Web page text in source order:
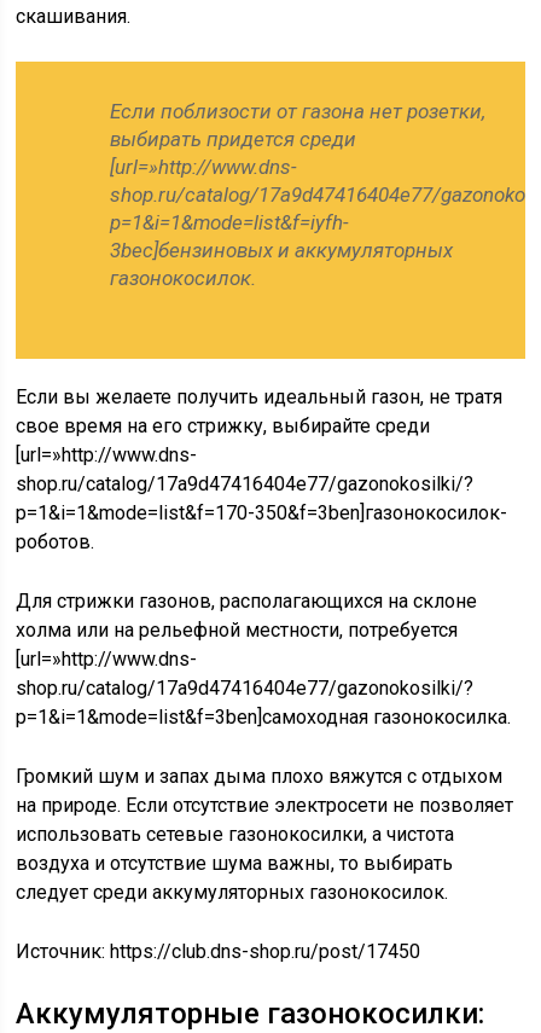
скашивания.
Если поблизости от газона нет розетки,
выбирать придется среди
[url=»http://www.dns-
shop.ru/catalog/17a9d47416404e77/
p=1&i=1&mode=list&f=iyfh-
3bec]бензиновых и аккумуляторных
газонокосилок.
Если вы желаете получить идеальный газон, не тратя
свое время на его стрижку, выбирайте среди
[url=»http://www.dns-
shop.ru/catalog/17a9d47416404e77/gazonokosilki/?
p=1&i=1&mode=list&f=170-350&f=3ben]газонокосилок-
роботов.
Для стрижки газонов, располагающихся на склоне
холма или на рельефной местности, потребуется
[url=»http://www.dns-
shop.ru/catalog/17a9d47416404e77/gazonokosilki/?
p=1&i=1&mode=list&f=3ben]самоходная газонокосилка.
Громкий шум и запах дыма плохо вяжутся с отдыхом
на природе. Если отсутствие электросети не позволяет
использовать сетевые газонокосилки, а чистота
воздуха и отсутствие шума важны, то выбирать
следует среди аккумуляторных газонокосилок.
Источник:https://club.dns-shop.ru/post/17450
Аккумуляторные газонокосилки: